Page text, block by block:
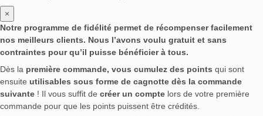
Flor de Caña(0) Flying Dutchman(0)
Four Pillars(0) Foursquare(0) Franzi (0)
FRC(0) Fuji Gotemba(0) Funky Pump
G'Vine(0) Galliano(0)
Gänserndorfer Kulinarium(0) Gekkeikan Sake(0)
Gérard Depardieu
Gin Lane 1751
×
Notre programme de fidélité permet de récompenser facilement
nos meilleurs clients. Nous l’avons voulu gratuit et sans
contraintes pour qu’il puisse bénéficier à tous.
Dès la première commande, vous cumulez des points qui sont
ensuite utilisables sous forme de cagnotte dès la commande
suivante ! Il vous suffit de créer un compte lors de votre première
commande pour que les points puissent être crédités.